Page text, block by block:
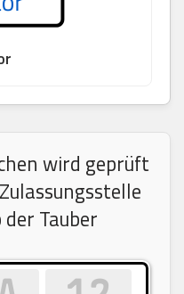
wird geprüft
Tauber